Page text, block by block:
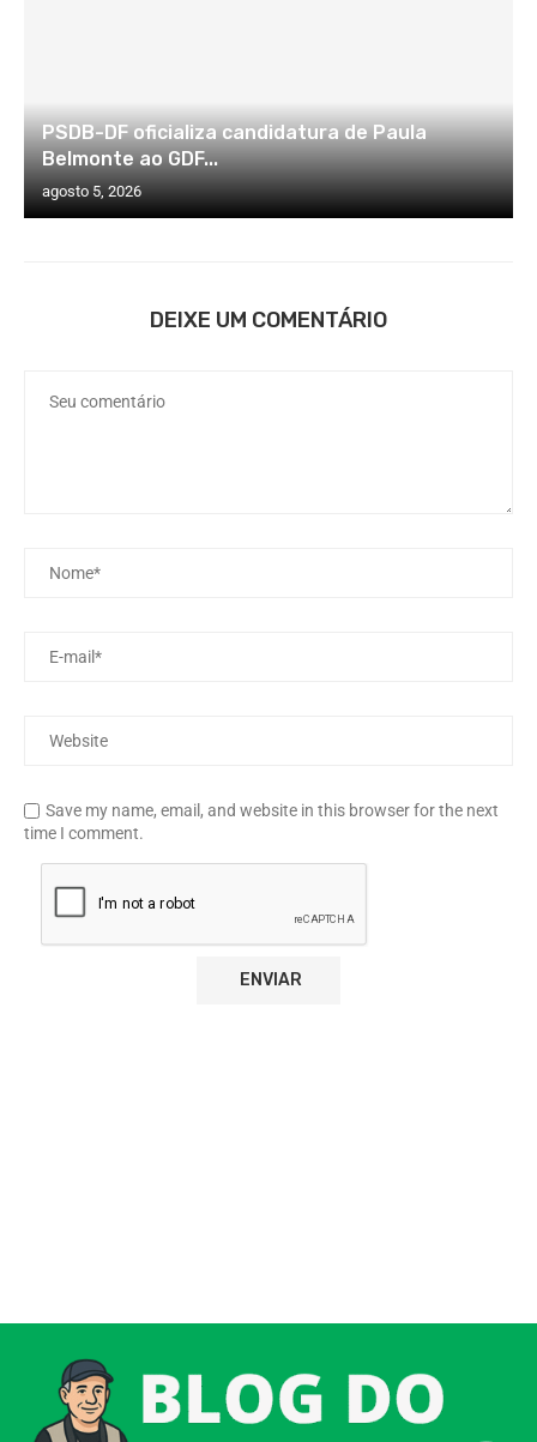
PSDB-DF oficializa candidatura de Paula
Belmonte ao GDF...
agosto 5, 2026
DEIXE UM COMENTÁRIO
Save my name, email, and website in this browser for the next
time I comment.